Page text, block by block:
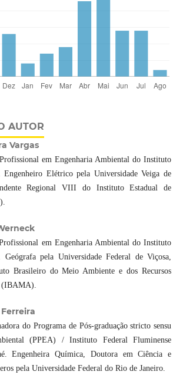
AUTOR
Vargas
em Engenharia Ambiental do Instituto
Engenheiro Elétrico pela Universidade Veiga de
Regional VIII do Instituto Estadual de
em Engenharia Ambiental do Instituto
Geógrafa pela Universidade Federal de Viçosa,
Brasileiro do Meio Ambiente e dos Recursos
(IBAMA).
do Programa de Pós-graduação stricto sensu
(PPEA) / Instituto Federal Fluminense
Engenheira Química, Doutora em Ciência e
pela Universidade Federal do Rio de Janeiro.